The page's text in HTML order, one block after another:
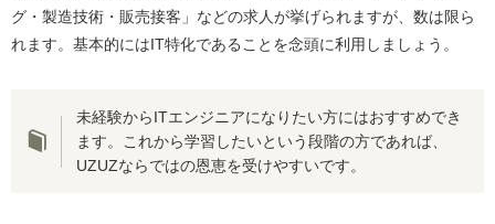
グ・製造技術・販売接客」などの求人が挙げられますが、数は限ら
れます。基本的にはIT特化であることを念頭に利用しましょう。
未経験からITエンジニアになりたい方にはおすすめでき
ます。これから学習したいという段階の方であれば、
UZUZならではの恩恵を受けやすいです。